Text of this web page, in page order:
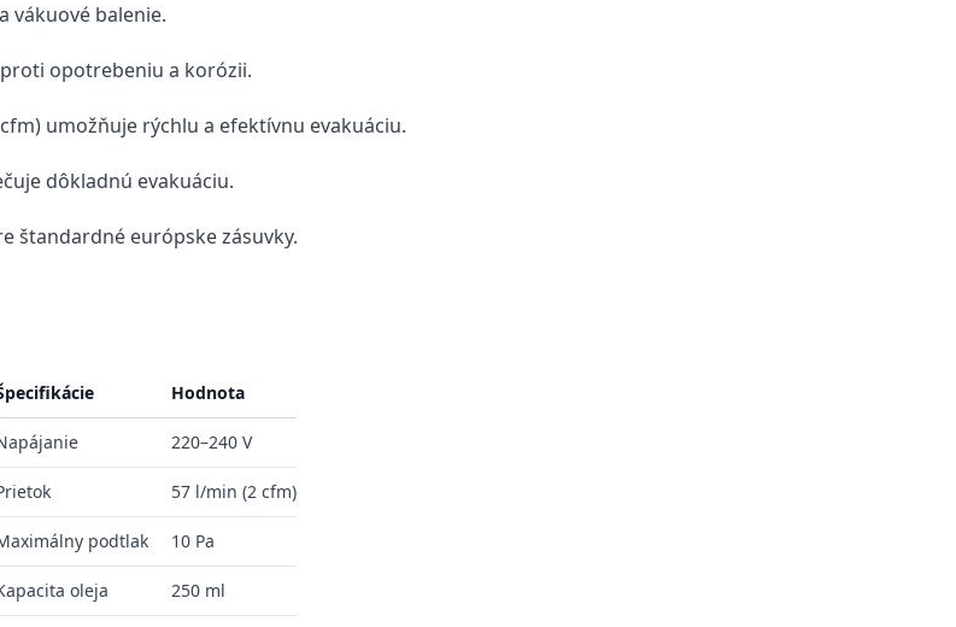
vákuové balenie.
opotrebeniu a korózii.
umožňuje rýchlu a efektívnu evakuáciu.
dôkladnú evakuáciu.
štandardné európske zásuvky.
Hodnota
220–240 V
57 l/min (2 cfm)
podtlak 10 Pa
oleja 250 ml